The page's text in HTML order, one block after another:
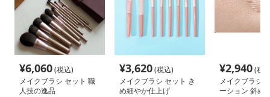
¥6,060(税込)
メイクブラシ セット 職
人技の逸品
¥3,620(税込)
メイクブラシ セット き
め細やか仕上げ
¥2,940(税
メイクブラシ
ーション 斜め